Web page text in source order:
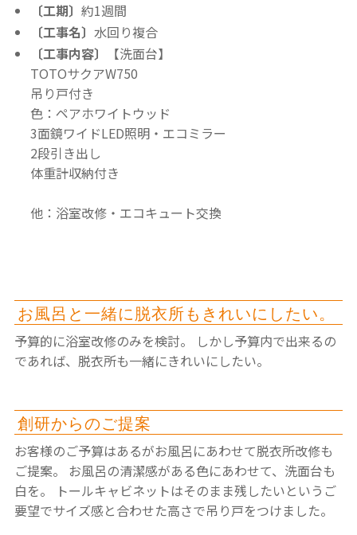
〔工期〕 約1週間
〔工事名〕 水回り複合
〔工事内容〕
【洗面台】
TOTOサクアW750
吊り戸付き
色：ペアホワイトウッド
3面鏡ワイドLED照明・エコミラー
2段引き出し
体重計収納付き
他：浴室改修・エコキュート交換
お風呂と一緒に脱衣所もきれいにしたい。
予算的に浴室改修のみを検討。
しかし予算内で出来るの
であれば、脱衣所も一緒にきれいにしたい。
創研からのご提案
お客様のご予算はあるがお風呂にあわせて脱衣所改修も
ご提案。
お風呂の清潔感がある色にあわせて、洗面台も
白を。
トールキャビネットはそのまま残したいというご
要望でサイズ感と合わせた高さで吊り戸をつけました。